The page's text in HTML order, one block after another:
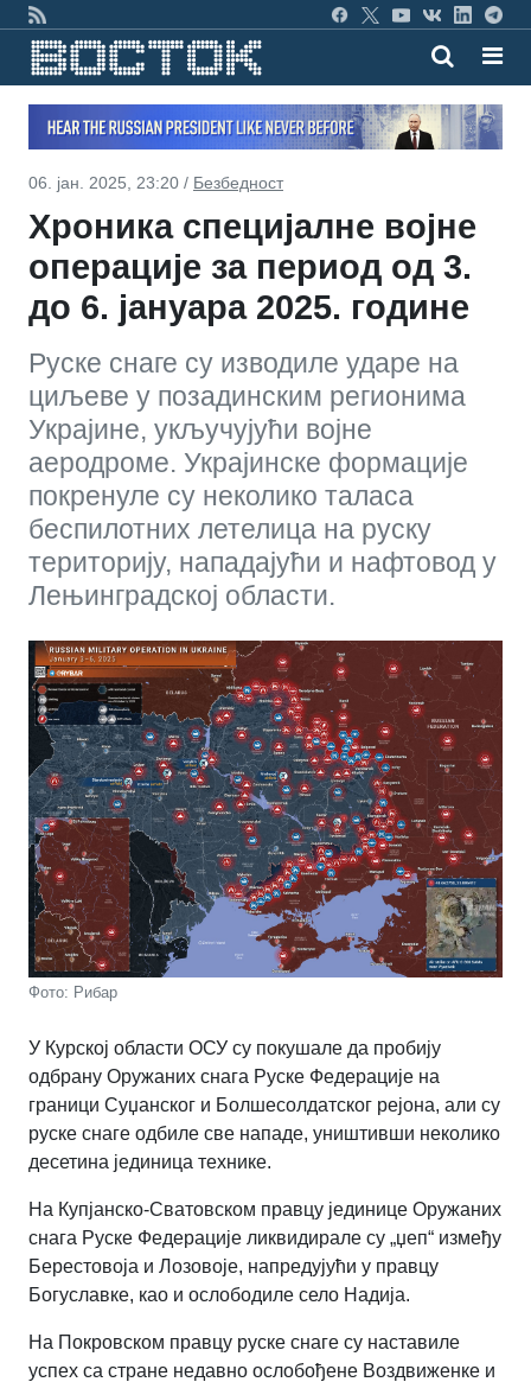
06. јан. 2025, 23:20 / Безбедност
Хроника специјалне војне
операције за период од 3.
до 6. јануара 2025. године
Руске снаге су изводиле ударе на
циљеве у позадинским регионима
Украјине, укључујући војне
аеродроме. Украјинске формације
покренуле су неколико таласа
беспилотних летелица на руску
територију, нападајући и нафтовод у
Лењинградској области.
Фото: Рибар
У Курској области ОСУ су покушале да пробију
одбрану Оружаних снага Руске Федерације на
граници Суџанског и Болшесолдатског рејона, али су
руске снаге одбиле све нападе, уништивши неколико
десетина јединица технике.
На Купјанско-Сватовском правцу јединице Оружаних
снага Руске Федерације ликвидирале су „џеп“ између
Берестовоја и Лозовоје, напредујући у правцу
Богуславке, као и ослободиле село Надија.
На Покровском правцу руске снаге су наставиле
успех са стране недавно ослобођене Воздвиженке и